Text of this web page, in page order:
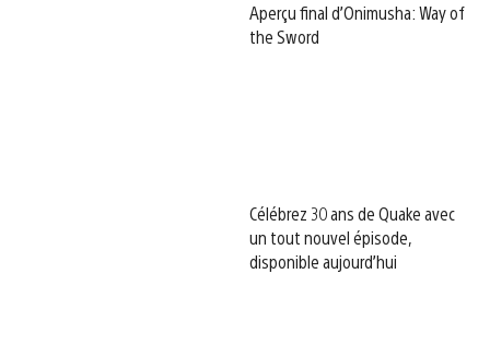
Aperçu final d’Onimusha: Way of
the Sword
Célébrez 30 ans de Quake avec
un tout nouvel épisode,
disponible aujourd’hui